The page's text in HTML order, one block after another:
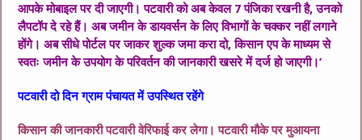
आपके मोबाइल पर दी जाएगी। पटवारी को अब केवल 7 पंजिका रखनी है, उनको
लैपटॉप दे रहे हैं। अब जमीन के डायवर्सन के लिए विभागों के चक्कर नहीं लगाने
होंगे। अब सीधे पोर्टल पर जाकर शुल्क जमा करा दो, किसान एप के माध्यम से
स्वतः जमीन के उपयोग के परिवर्तन की जानकारी खसरे में दर्ज हो जाएगी।’
पटवारी दो दिन ग्राम पंचायत में उपस्थित रहेंगे
किसान की जानकारी पटवारी वेरिफाई कर लेगा। पटवारी मौके पर मुआयना